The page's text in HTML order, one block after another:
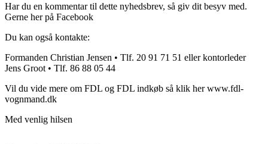
Har du en kommentar til dette nyhedsbrev, så giv dit besyv med.
Gerne her på Facebook
Du kan også kontakte:
Formanden Christian Jensen • Tlf. 20 91 71 51 eller kontorleder
Jens Groot • Tlf. 86 88 05 44
Vil du vide mere om FDL og FDL indkøb så klik her www.fdl-
vognmand.dk
Med venlig hilsen